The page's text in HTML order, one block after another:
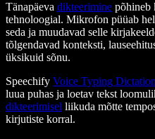
Tänapäeva dikteerimine põhineb
tehnoloogial. Mikrofon püüab
seda ja muudavad selle
tõlgendavad konteksti,
üksikuid sõnu.
Speechify Voice Typing Dictation
luua puhas ja loetav tekst
dikteerimisel liikuda mõtte
kirjutiste korral.